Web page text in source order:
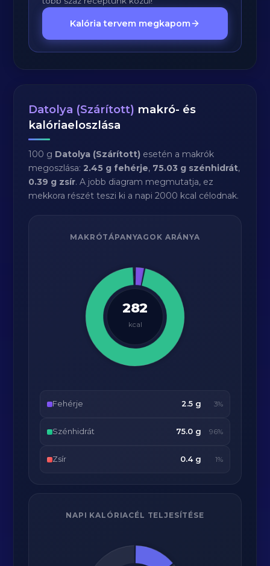
Kalória tervem megkapom
Datolya (Szárított) makró- és
kalóriaeloszlása
100 g Datolya (Szárított) esetén a makrók
megoszlása:2.45 g fehérje, 75.03 g szénhidrát,
0.39 g zsír. A jobb diagram megmutatja, ez
mekkora részét teszi ki a napi 2000 kcal célodnak.
MAKRÓTÁPANYAGOK ARÁNYA
282
kcal
Fehérje 2.5 g 3%
Szénhidrát 75.0 g 96%
Zsír 0.4 g 1%
NAPI KALÓRIACÉL TELJESÍTÉSE